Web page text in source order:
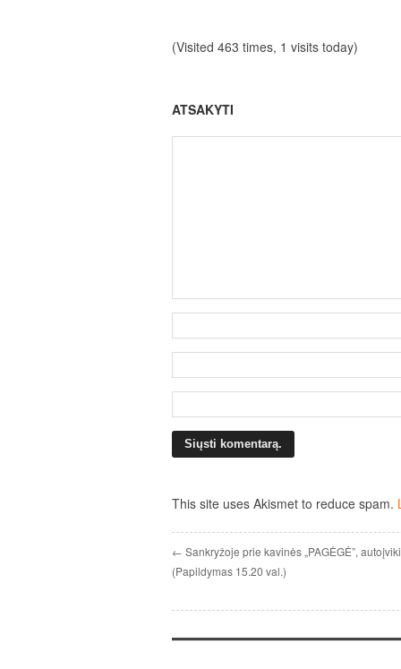
(Visited 463 times, 1 visits today)
ATSAKYTI
This site uses Akismet to reduce spam.
← Sankryžoje prie kavinės „PAGĖGĖ”,
(Papildymas 15.20 val.)